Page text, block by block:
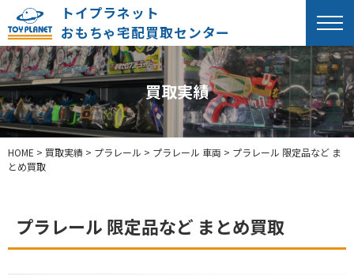
トイプラネット
おもちゃ宅配買取センター
買取実績
HOME > 買取実績 > プラレール > プラレール 車両 > プラレール 限定品など ま
とめ買取
プラレール 限定品など まとめ買取